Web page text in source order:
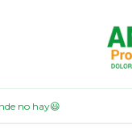
no hay😃